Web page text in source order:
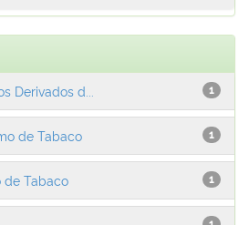
1
Derivados d...
1
de Tabaco
1
de Tabaco